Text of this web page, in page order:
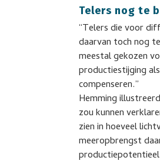
Telers nog te
“Telers die voor
daarvan toch nog
meestal gekozen
productiestijging
compenseren.”
Hemming
zou kunnen
zien in hoeveel
meeropbrengst